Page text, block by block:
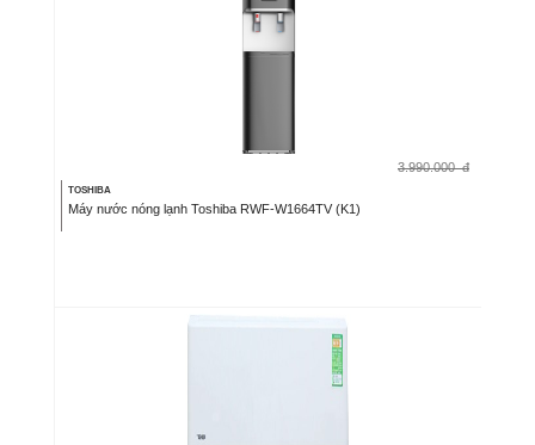
3.990.000 đ
TOSHIBA
Máy nước nóng lạnh Toshiba RWF-W1664TV (K1)